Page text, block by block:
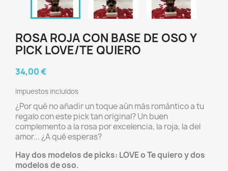
ROSA ROJA CON BASE DE OSO Y
PICK LOVE/TE QUIERO
34,00 €
Impuestos incluidos
¿Por qué no añadir un toque aún más romántico a tu
regalo con este pick tan original? Un buen
complemento a la rosa por excelencia, la roja, la del
amor... ¿A qué esperas?
Hay dos modelos de picks: LOVE o Te quiero y dos
modelos de oso.